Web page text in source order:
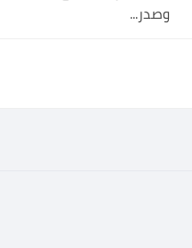
وصدر...